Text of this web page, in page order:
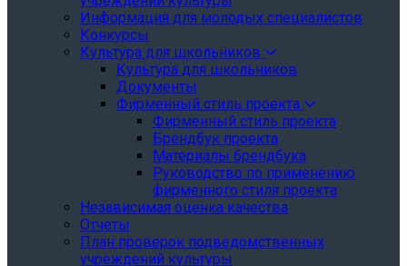
Информация для молодых специалистов
Конкурсы
Культура для школьников
Культура для школьников
Документы
Фирменный стиль проекта
Фирменный стиль проекта
Брендбук проекта
Материалы брендбука
Руководство по применению
фирменного стиля проекта
Независимая оценка качества
Отчеты
План проверок подведомственных
учреждений культуры